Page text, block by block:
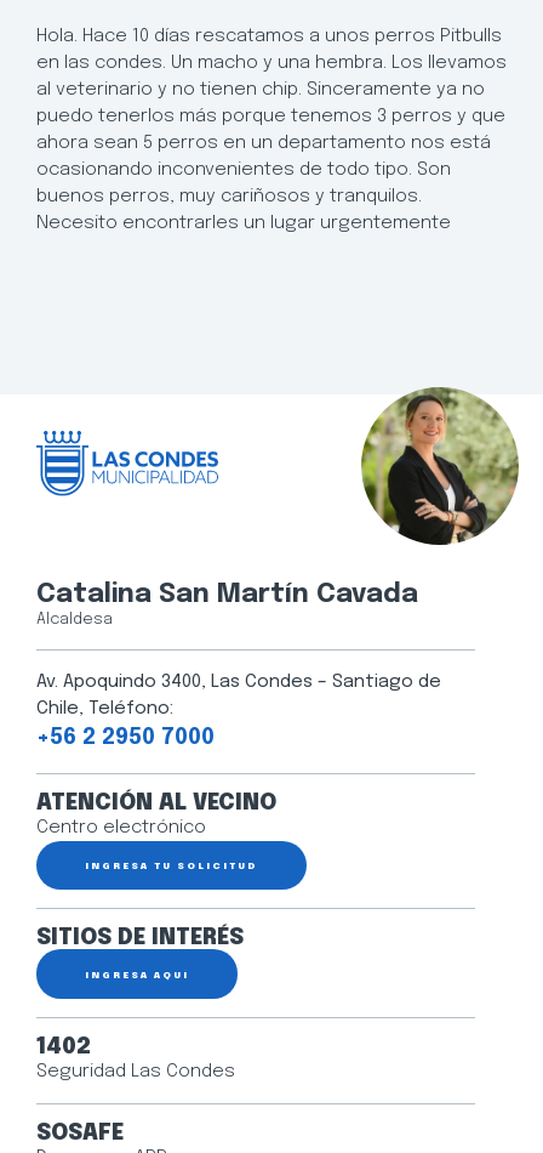
Hola. Hace 10 días rescatamos a unos perros Pitbulls
en las condes. Un macho y una hembra. Los llevamos
al veterinario y no tienen chip. Sinceramente ya no
puedo tenerlos más porque tenemos 3 perros y que
ahora sean 5 perros en un departamento nos está
ocasionando inconvenientes de todo tipo. Son
buenos perros, muy cariñosos y tranquilos.
Necesito encontrarles un lugar urgentemente
Catalina San Martín Cavada
Alcaldesa
Av. Apoquindo 3400, Las Condes – Santiago de
Chile, Teléfono:
+56 2 2950 7000
ATENCIÓN AL VECINO
Centro electrónico
INGRESA TU SOLICITUD
SITIOS DE INTERÉS
INGRESA AQUÍ
1402
Seguridad Las Condes
SOSAFE